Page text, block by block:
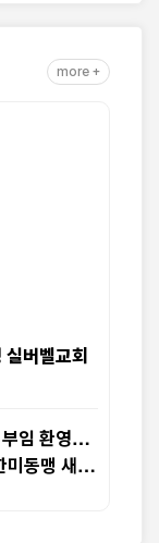
more +
버벨교회
부임 환영…
미동맹 새